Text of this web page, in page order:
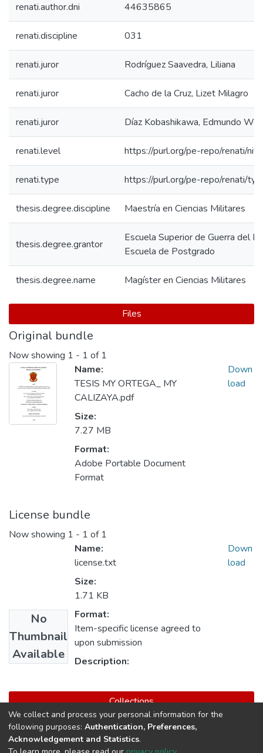
renati.author.dni 44635865
renati.discipline 031
renati.juror Rodríguez Saavedra, Liliana
renati.juror Cacho de la Cruz, Lizet Milagro
renati.juror Díaz Kobashikawa, Edmundo
renati.level https://purl.org/pe-repo/renati/
renati.type https://purl.org/pe-repo/renati/
thesis.degree.discipline Maestría en Ciencias Militares
thesis.degree.grantor
Escuela Superior de Guerra del
Escuela de Postgrado
thesis.degree.name Magíster en Ciencias Militares
Files
Original bundle
Now showing 1 - 1 of 1
Name:
TESIS MY ORTEGA_ MY
CALIZAYA.pdf
Size:
7.27 MB
Format:
Adobe Portable Document
Format
Down
load
License bundle
Now showing 1 - 1 of 1
No
Thumbnail
Available
Name:
license.txt
Size:
1.71 KB
Format:
Item-specific license agreed to
upon submission
Description:
Down
load
Collections
Maestría en Ciencias Militares
We collect and process your personal information for the
following purposes: Authentication, Preferences,
Acknowledgement and Statistics.